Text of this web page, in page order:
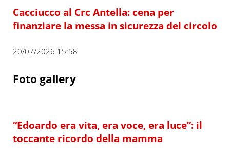
Cacciucco al Crc Antella: cena per
finanziare la messa in sicurezza del circolo
20/07/2026 15:58
Foto gallery
“Edoardo era vita, era voce, era luce”: il
toccante ricordo della mamma